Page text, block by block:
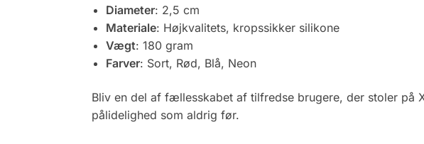
Diameter: 2,5 cm
Materiale: Højkvalitets, kropssikker silikone
Vægt: 180 gram
Farver: Sort, Rød, Blå, Neon
Bliv en del af fællesskabet af tilfredse brugere, der stoler på
pålidelighed som aldrig før.